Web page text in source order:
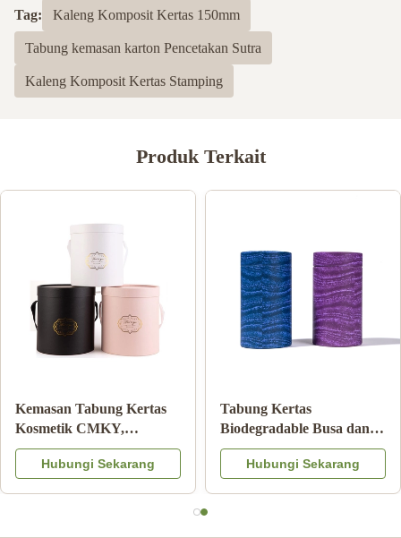
Tag: Kaleng Komposit Kertas 150mm
Tabung kemasan karton Pencetakan Sutra
Kaleng Komposit Kertas Stamping
Produk Terkait
Tabung Kertas
Bergelombang Silinder
Pantone Printing
Childproof Matte
Hubungi Sekarang
Kemasan Makanan
Tabung Kertas Karton
Dengan Tutup Logam
Logo Warna CMYK
Hubungi Sekarang